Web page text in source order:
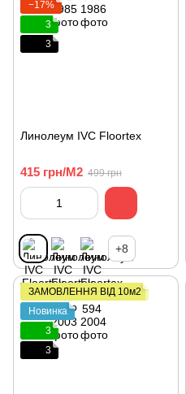
−17%
3
3
Линолеум IVC Floortex
415 грн/М2 499 грн
+8
ЗАМОВЛЕННЯ ВІД 10м2
Новинка
3
3